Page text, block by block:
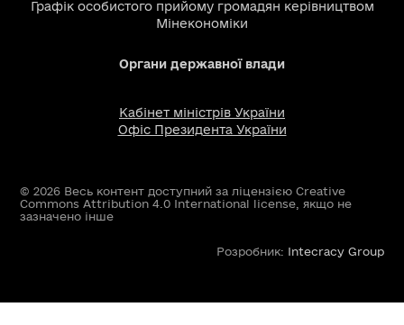
Графік особистого прийому громадян керівництвом
Мінекономіки
Органи державної влади
Кабінет міністрів України
Офіс Президента України
© 2026 Весь контент доступний за ліцензією Creative
Commons Attribution 4.0 International license, якщо не
зазначено інше
Розробник: Intecracy Group